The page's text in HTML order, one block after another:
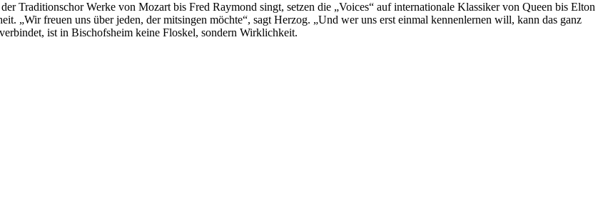
Traditionschor Werke von Mozart bis Fred Raymond singt, setzen die „Voices“ auf internationale Klassiker von Queen bis Elton
„Wir freuen uns über jeden, der mitsingen möchte“, sagt Herzog. „Und wer uns erst einmal kennenlernen will, kann das ganz
ist in Bischofsheim keine Floskel, sondern Wirklichkeit.